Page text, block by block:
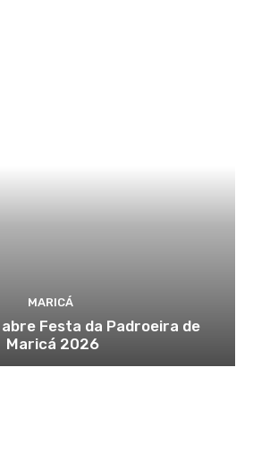
MARICÁ
Festa da Padroeira de
Maricá 2026